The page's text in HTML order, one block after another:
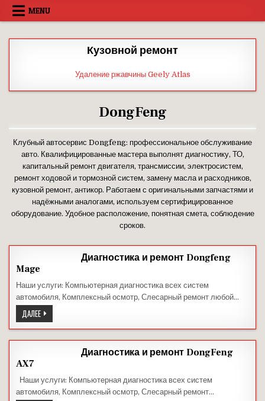
Skip
MENU
Кузовной ремонт
Удаление ржавчины Geely Atlas
DongFeng
Клубный автосервис Dongfeng: профессиональное обслуживание
авто. Квалифицированные мастера выполнят диагностику, ТО,
капитальный ремонт двигателя, трансмиссии, электросистем,
ремонт ходовой и тормозной систем, замену масла и расходников,
кузовной ремонт, антикор. Работаем с оригинальными запчастями и
надёжными аналогами, используем сертифицированное
оборудование. Удобное расположение, понятная смета, соблюдение
сроков.
Диагностика и ремонт Dongfeng
Mage
Наши услуги: Компьютерная диагностика всех систем
автомобиля, Комплексный осмотр, Слесарный ремонт любой…
ДАЛЕЕДИАГНОСТИКА
И
РЕМОНТ
MAGE
Диагностика и ремонт DongFeng
AX7
Наши услуги: Компьютерная диагностика всех систем
автомобиля, Комплексный осмотр, Слесарный ремонт…